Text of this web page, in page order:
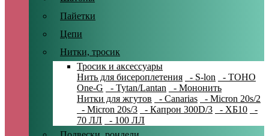
Пайетки
Цепи
Нитки, тросик
Тросик и аксессуары
Нить для бисероплетения
- S-lon
- TOHO
One-G
- Tytan/Lantan
- Мононить
Нитки для жгутов
- Canarias
- Micron 20s/2
- Micron 20s/3
- Капрон 300D/3 - ХБ10
-
70 ЛЛ
- 100 ЛЛ